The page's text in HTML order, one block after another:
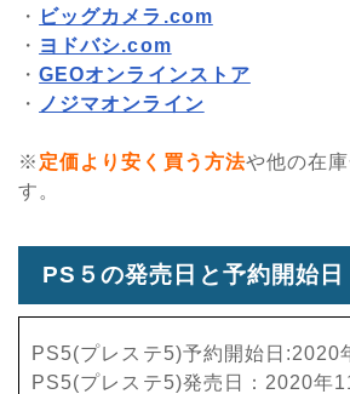
・ ビッグカメラ.com
・ ヨドバシ.com
・GEOオンラインストア
・
ノジマオンライン
※ 定価より安く買う方法や他の在
す。
PS５の発売日と予約開始日
PS5(プレステ5)予約開始日:2020
PS5(プレステ5)発売日：2020年